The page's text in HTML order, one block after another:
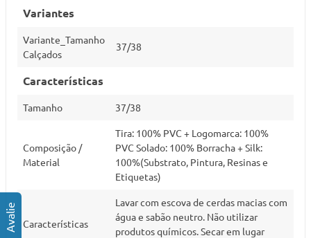
Variantes
Variante_Tamanho
Calçados
37/38
Características
Tamanho 37/38
Composição /
Material
Tira: 100% PVC + Logomarca: 100%
PVC Solado: 100% Borracha + Silk:
100%(Substrato, Pintura, Resinas e
Etiquetas)
Características
Lavar com escova de cerdas macias com
água e sabão neutro. Não utilizar
produtos químicos. Secar em lugar